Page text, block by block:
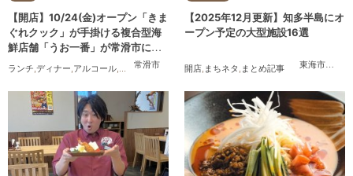
常滑市
【開店】10/24(金)オープン「きま
ぐれクック」が手掛ける複合型海
鮮店舗「うお一番」が常滑市に誕
ランチ,ディナー,アルコール,開店,まちネタ 東海市大府
【2025年12月更新】知多半島にオ
ープン予定の大型施設16選
開店, まちネタ , まとめ記事